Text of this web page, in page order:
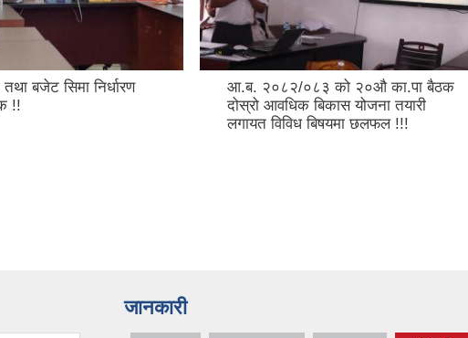
बजेट सिमा निर्धारण
!!
आ.ब. २०८२/०८३ को २०औ का.पा बैठक
दोस्रो आवधिक बिकास योजना तयारी
लगायत विविध बिषयमा छलफल !!!
जानकारी